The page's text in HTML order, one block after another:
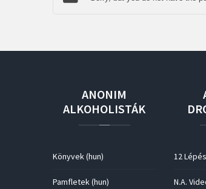
ANONIM
ALKOHOLISTÁK
Könyvek (hun)
Pamfletek (hun)
12
N.A.